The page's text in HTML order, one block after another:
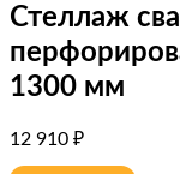
Стеллаж
1300 мм
12 910 ₽